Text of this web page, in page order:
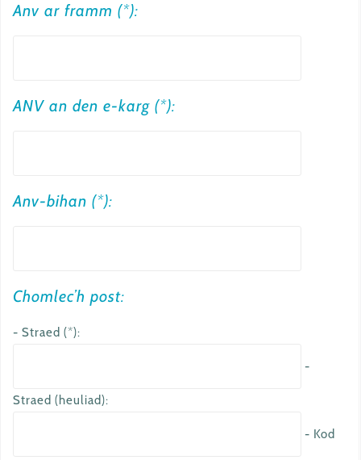
Anv ar framm (*):
ANV an den e-karg (*):
Anv-bihan (*):
Chomlec’h post:
- Straed (*):
-
Straed (heuliad):
- Kod